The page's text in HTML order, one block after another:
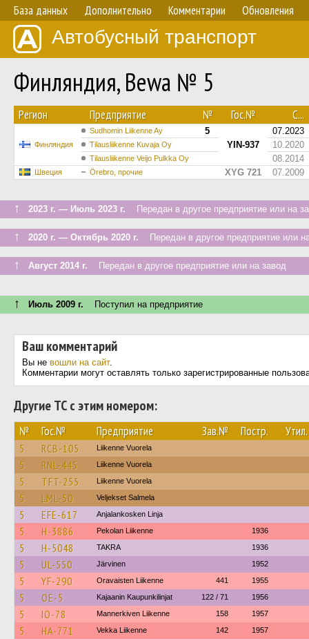
База данных Дополнительно Комментарии Обновления
Автобусный транспорт
Финляндия, Bewa № 5
Регион Предприятие № Гос.№ С...
Финляндия
Sudhomin Liikenne Ay
5
YIN-937
07.2023
Tilausliikenne Kuvaja Oy 10.2020
Tilausliikenne Veijo Pulkka Oy 08.2014
Швеция Örebro, прочие XYG 721 07.2009
↑ 2023 г. — Июль 2023 г. Передан в другое предприятие или на
↑ 2020 г. — Октябрь 2020 г. Передан в другое предприятие или
↑ Август 2014 г. Передан в другое предприятие или на завод
↑ Июль 2009 г. Поступил на предприятие
Ваш комментарий
Вы не вошли на сайт.
Комментарии могут оставлять только зарегистрированные
Другие ТС с этим номером:
№ Гос.№ Предприятие Зав.№ Постр. Утил.
5 RCB-105 Liikenne Vuorela
5 RNL-445 Liikenne Vuorela
5 TFT-255 Liikenne Vuorela
5 LML-50 Veljekset Salmela
5 EFE-617 Anjalankosken Linja
5 H-3886 Pekolan Liikenne 1936
5 H-5048 TAKRA 1936
5 UL-550 Järvinen 1952
5 YF-290 Oravaisten Liikenne 441 1955
5 OE-5 Kajaanin Kaupunkilinjat 122 / 71 1956
5 IO-78 Mannerkiven Liikenne 158 1957
5 HA-771 Vekka Liikenne 142 1957